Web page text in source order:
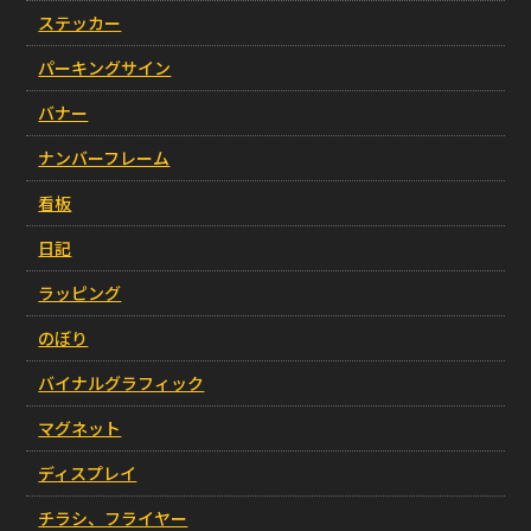
ステッカー
パーキングサイン
バナー
ナンバーフレーム
看板
日記
ラッピング
のぼり
バイナルグラフィック
マグネット
ディスプレイ
チラシ、フライヤー